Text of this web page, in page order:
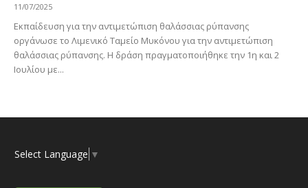
11/07/2025
Εκπαίδευση για την αντιμετώπιση θαλάσσιας ρύπανσης
οργάνωσε το Λιμενικό Ταμείο Μυκόνου για την αντιμετώπιση
θαλάσσιας ρύπανσης. Η δράση πραγματοποιήθηκε την 1η και 2
Ιουλίου με...
Select Language ▼